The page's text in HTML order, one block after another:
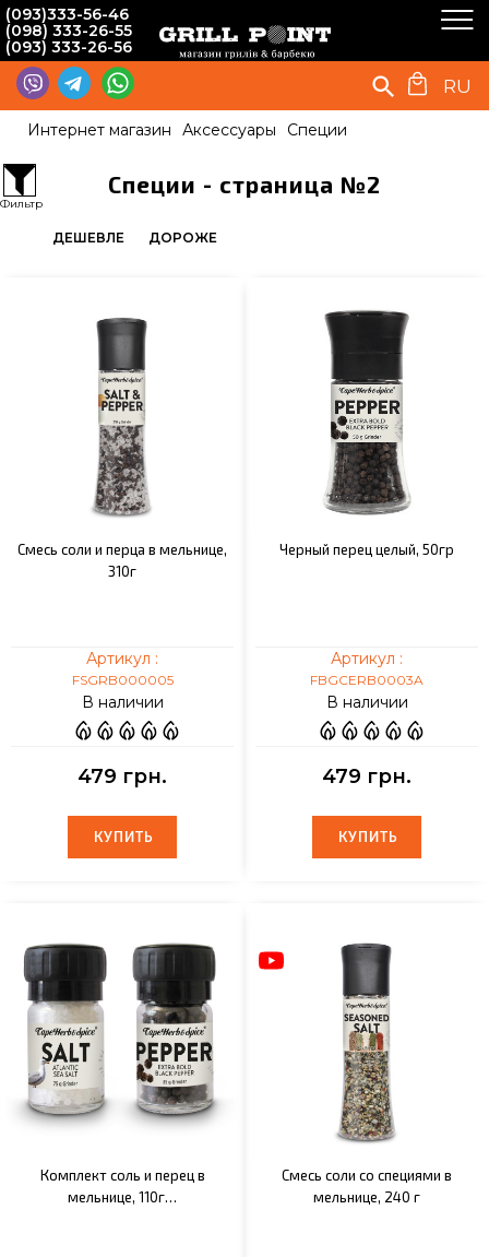
(093)333-56-46
(098) 333-26-55
(093) 333-26-56
RU
Интернет магазин Аксессуары Специи
Специи - страница №2
ДЕШЕВЛЕ ДОРОЖЕ
Смесь соли и перца в мельнице,
310г
Артикул :
FSGRB000005
В наличии
479 грн.
КУПИТЬ
КУПИТЬ
Черный перец целый, 50гр
Артикул :
FBGCERB0003A
В наличии
479 грн.
КУПИТЬ
КУПИТЬ
Комплект соль и перец в
мельнице, 110г…
Смесь соли со специями в
мельнице, 240 г
Фильтр